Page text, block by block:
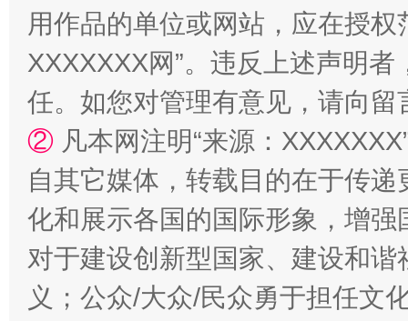
漫山遍野的桃花与雪山、麦地、白藏房 除
招工难、用工荒背后
用作品的单位或网站，应在授
XXXXXXX网”。违反上述声明
任。如您对管理有意见，请向
② 凡本网注明“来源：
自其它媒体，转载目的在于传
化和展示各国的国际形象，增
对于建设创新型国家、建设和
义；公众/大众/民众勇于担任文